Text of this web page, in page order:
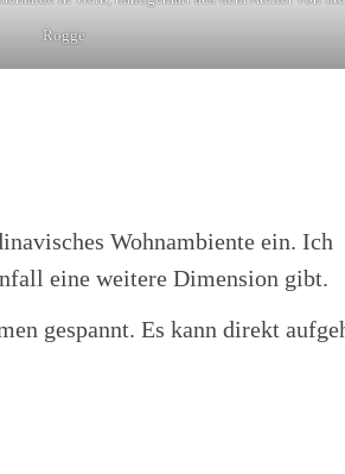
Rogge
Wohnambiente ein. Ich
eine weitere Dimension gibt.
gespannt. Es kann direkt